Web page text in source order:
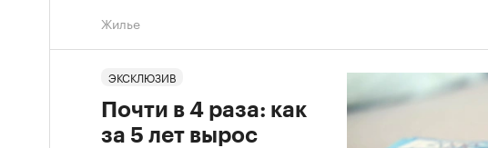
Жилье
Почти в 4 раза: как
за 5 лет вырос
ЭКСКЛЮЗИВ